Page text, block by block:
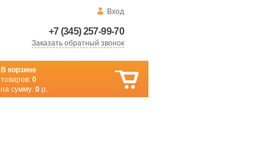
Вход
+7 (345) 257-99-70
Заказать обратный звонок
В корзине
товаров: 0
на сумму: 0 р.